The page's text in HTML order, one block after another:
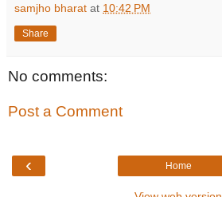
samjho bharat at 10:42 PM
Share
No comments:
Post a Comment
‹ Home